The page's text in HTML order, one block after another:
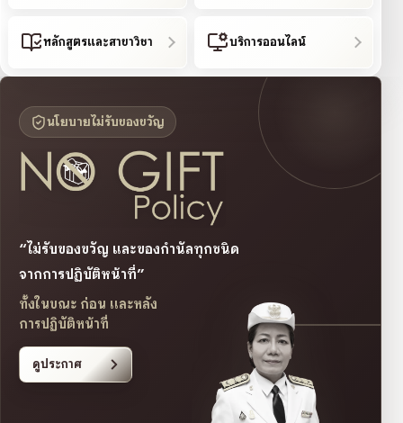
หลักสูตรและสาขาวิชา บริการออนไลน์
นโยบายไม่รับของขวัญ
“ไม่รับของขวัญ และของกำนัลทุกชนิด
จากการปฏิบัติหน้าที่”
ทั้งในขณะ ก่อน และหลัง
การปฏิบัติหน้าที่
ดูประกาศ